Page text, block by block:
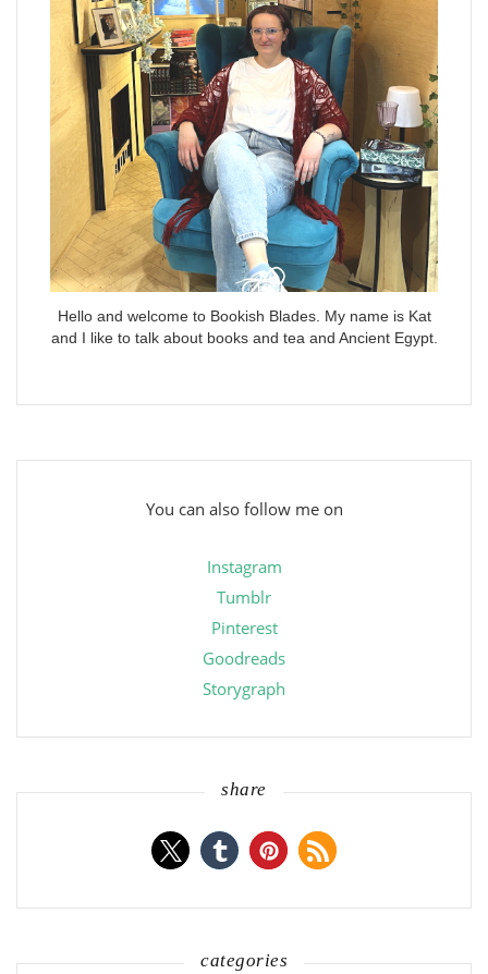
Hello and welcome to Bookish Blades. My name is Kat
and I like to talk about books and tea and Ancient Egypt.
You can also follow me on
Instagram
Tumblr
Pinterest
Goodreads
Storygraph
share
categories